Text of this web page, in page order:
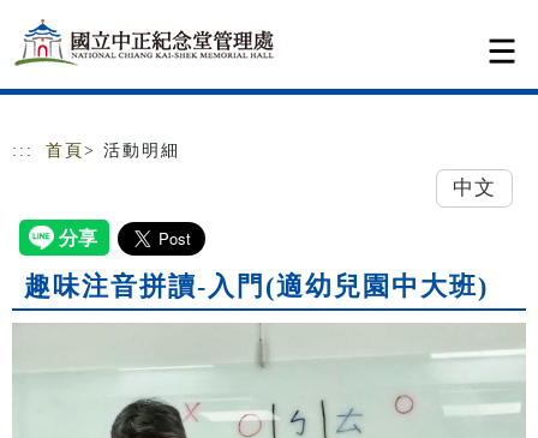
跳到主要內容
網站導覽
::: 首頁 > 活動明細
中文
趣味注音拼讀-入門(適幼兒園中大班)